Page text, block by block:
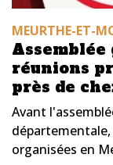
MEURTHE-ET-
Assemblée
réunions
près de
Avant
organisées en